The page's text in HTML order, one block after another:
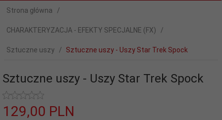
Strona główna
CHARAKTERYZACJA - EFEKTY SPECJALNE (FX)
Sztuczne uszy Sztuczne uszy - Uszy Star Trek Spock
Sztuczne uszy - Uszy Star Trek Spock
129,00 PLN